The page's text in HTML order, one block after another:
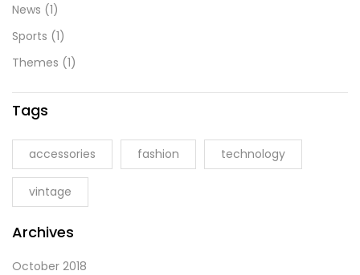
News (1)
Sports (1)
Themes (1)
Tags
accessories fashion technology
vintage
Archives
October 2018